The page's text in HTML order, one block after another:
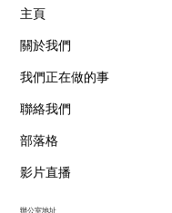
主頁
關於我們
我們正在做的事
聯絡我們
部落格
影片直播
辦公室地址